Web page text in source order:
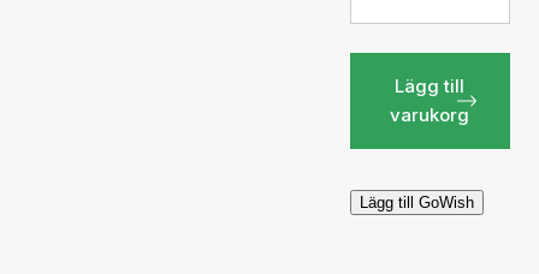
Lägg till
varukorg
Lägg till GoWish